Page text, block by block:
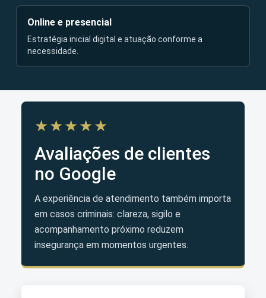
Online e presencial
Estratégia inicial digital e atuação conforme a
necessidade.
★★★★★
Avaliações de clientes
no Google
A experiência de atendimento também importa
em casos criminais: clareza, sigilo e
acompanhamento próximo reduzem
insegurança em momentos urgentes.